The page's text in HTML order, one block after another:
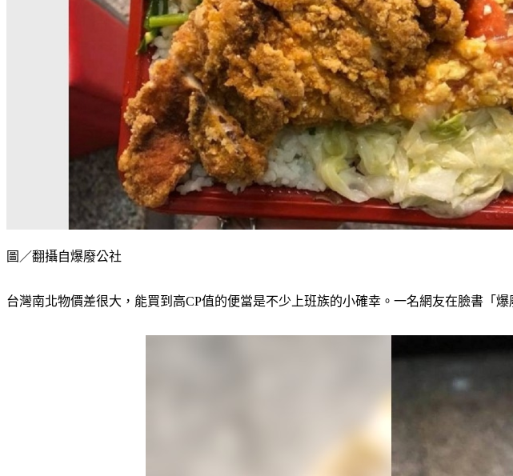
圖／翻攝自爆廢公社
台灣南北物價差很大，能買到高CP值的便當是不少上班族的小確幸。一名網友在臉書「